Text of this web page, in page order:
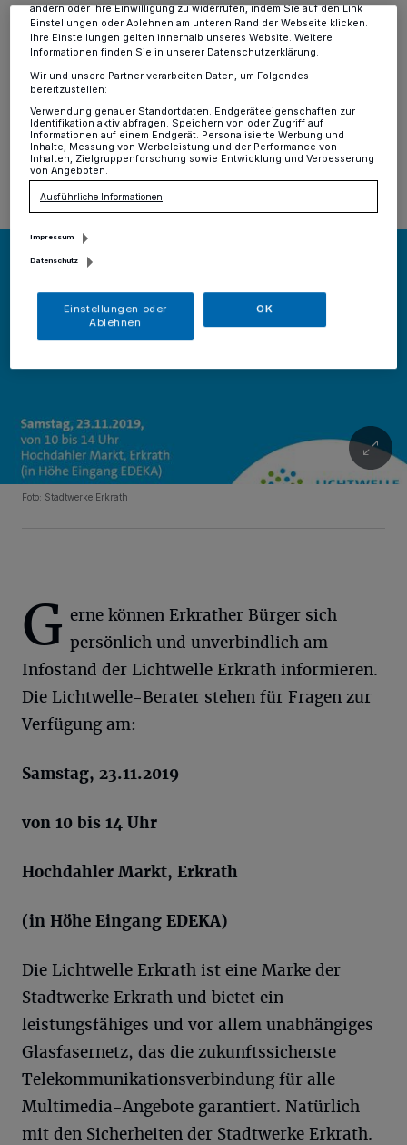
Hochdahl·Die Stadtwerke Erkrath investieren in die
digitale Zukunft der gemeinsamen Stadt. In
Höchstgeschwindigkeit schreitet der Glasfaserausbau
in Erkrath voran.
20.11.2019 , 10:35 Uhr Eine Minute Lesezeit
Foto: Stadtwerke Erkrath
G erne können Erkrather Bürger sich
persönlich und unverbindlich am
Infostand der Lichtwelle Erkrath informieren.
Die Lichtwelle-Berater stehen für Fragen zur
Verfügung am:
Samstag, 23.11.2019
von 10 bis 14 Uhr
Hochdahler Markt, Erkrath
(in Höhe Eingang EDEKA)
Die Lichtwelle Erkrath ist eine Marke der
Stadtwerke Erkrath und bietet ein
leistungsfähiges und vor allem unabhängiges
Glasfasernetz, das die zukunftssicherste
Telekommunikationsverbindung für alle
Multimedia-Angebote garantiert. Natürlich
mit den Sicherheiten der Stadtwerke Erkrath.
ändern oder Ihre Einwilligung zu widerrufen, indem Sie auf den Link
Einstellungen oder Ablehnen am unteren Rand der Webseite klicken.
Ihre Einstellungen gelten innerhalb unseres Website. Weitere
Informationen finden Sie in unserer Datenschutzerklärung.
Wir und unsere Partner verarbeiten Daten, um Folgendes
bereitzustellen:
Verwendung genauer Standortdaten. Endgeräteeigenschaften zur
Identifikation aktiv abfragen. Speichern von oder Zugriff auf
Informationen auf einem Endgerät. Personalisierte Werbung und
Inhalte, Messung von Werbeleistung und der Performance von
Inhalten, Zielgruppenforschung sowie Entwicklung und Verbesserung
von Angeboten.
Ausführliche Informationen
Impressum
Datenschutz
Einstellungen oder
Ablehnen
OK